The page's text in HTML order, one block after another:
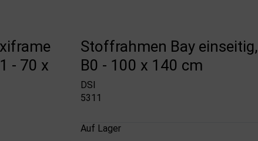
- 70 x
Stoffrahmen Bay einseitig,
B0 - 100 x 140 cm
DSI
5311
Auf Lager